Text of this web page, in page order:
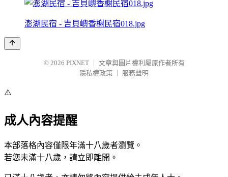
澎湖民宿 - 吉貝嶼香榭民宿018.jpg
© 2026 PIXNET
文章與圖片權利屬原作者所有
隱私權政策
服務聲明
⚠️
成人內容提醒
本部落格內容僅限年滿十八歲者瀏覽。
若您未滿十八歲，請立即離開。